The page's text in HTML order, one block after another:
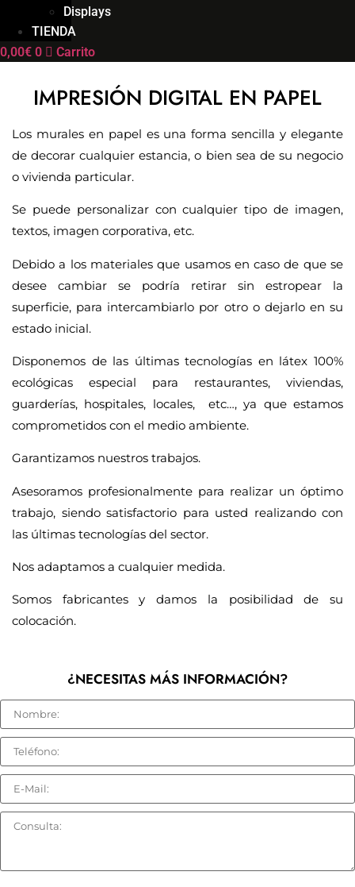
Displays
TIENDA
0,00€ 0 Carrito
IMPRESIÓN DIGITAL EN PAPEL
Los murales en papel es una forma sencilla y elegante
de decorar cualquier estancia, o bien sea de su negocio
o vivienda particular.
Se puede personalizar con cualquier tipo de imagen,
textos, imagen corporativa, etc.
Debido a los materiales que usamos en caso de que se
desee cambiar se podría retirar sin estropear la
superficie, para intercambiarlo por otro o dejarlo en su
estado inicial.
Disponemos de las últimas tecnologías en látex 100%
ecológicas especial para restaurantes, viviendas,
guarderías, hospitales, locales, etc…, ya que estamos
comprometidos con el medio ambiente.
Garantizamos nuestros trabajos.
Asesoramos profesionalmente para realizar un óptimo
trabajo, siendo satisfactorio para usted realizando con
las últimas tecnologías del sector.
Nos adaptamos a cualquier medida.
Somos fabricantes y damos la posibilidad de su
colocación.
¿NECESITAS MÁS INFORMACIÓN?